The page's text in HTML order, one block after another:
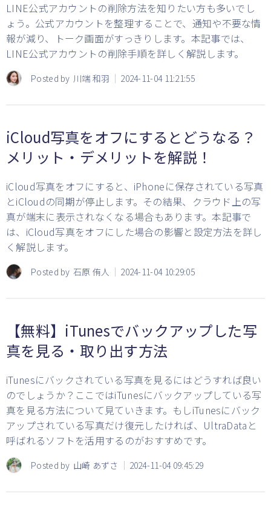
LINE公式アカウントの削除方法を知りたい方も多いでし
ょう。公式アカウントを整理することで、通知や不要な情
報が減り、トーク画面がすっきりします。本記事では、
LINE公式アカウントの削除手順を詳しく解説します。
Posted by 川端 和羽 2024-11-04 11:21:55
iCloud写真をオフにするとどうなる？
メリット・デメリットを解説！
iCloud写真をオフにすると、iPhoneに保存されている写真
とiCloudの同期が停止します。その結果、クラウド上の写
真が端末に表示されなくなる場合もあります。本記事で
は、iCloud写真をオフにした場合の影響と設定方法を詳し
く解説します。
Posted by 石原 侑人 2024-11-04 10:29:05
【無料】iTunesでバックアップした写
真を見る・取り出す方法
iTunesにバックされている写真を見るにはどうすれば良い
のでしょうか？ここではiTunesにバックアップしている写
真を見る方法について見ていきます。もしiTunesにバック
アップされている写真だけ復元したければ、UltraDataと
呼ばれるソフトを活用するのがおすすめです。
Posted by 山崎 あずさ 2024-11-04 09:45:29